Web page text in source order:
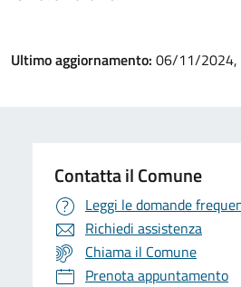
Ultimo aggiornamento: 06/11/2024,
Contatta il Comune
Leggi le domande
Richiedi assistenza
Chiama il Comune
Prenota appuntamento